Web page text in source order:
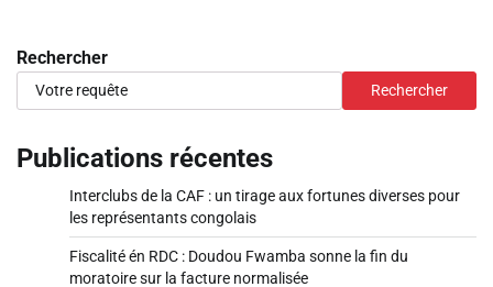
Rechercher
Rechercher
Publications récentes
Interclubs de la CAF : un tirage aux fortunes diverses pour
les représentants congolais
Fiscalité én RDC : Doudou Fwamba sonne la fin du
moratoire sur la facture normalisée